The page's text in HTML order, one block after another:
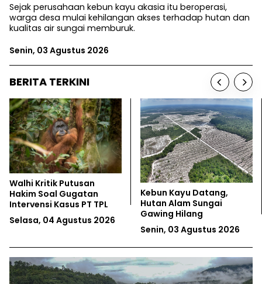
Sejak perusahaan kebun kayu akasia itu beroperasi,
warga desa mulai kehilangan akses terhadap hutan dan
kualitas air sungai memburuk.
Senin, 03 Agustus 2026
BERITA TERKINI
Nelayan Jawa Tengah
Minta Kepastian Wilayah
Senin, 03 Agustus 2026
IESR: Program PLTS 100
GW Harus Bisa
Kembangkan Ekonomi
Desa
Senin, 03 Agustus 2026